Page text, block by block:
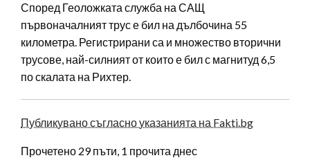
Според Геоложката служба на САЩ
първоначалният трус е бил на дълбочина 55
километра. Регистрирани са и множество вторични
трусове, най-силният от които е бил с магнитуд 6,5
по скалата на Рихтер.
Публикувано съгласно указанията на Fakti.bg
Прочетено 29 пъти, 1 прочита днес